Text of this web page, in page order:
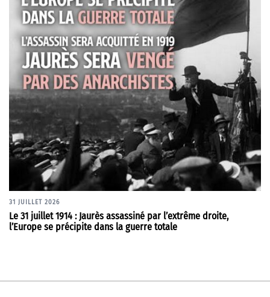
31 JUILLET 2026
Le 31 juillet 1914 : Jaurès assassiné par l’extrême droite,
l’Europe se précipite dans la guerre totale